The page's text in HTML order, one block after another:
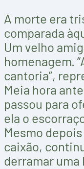
A morte era
comparada
Um velho
homenagem.
cantoria”,
Meia hora
passou para
ela o
Mesmo
caixão,
derramar uma